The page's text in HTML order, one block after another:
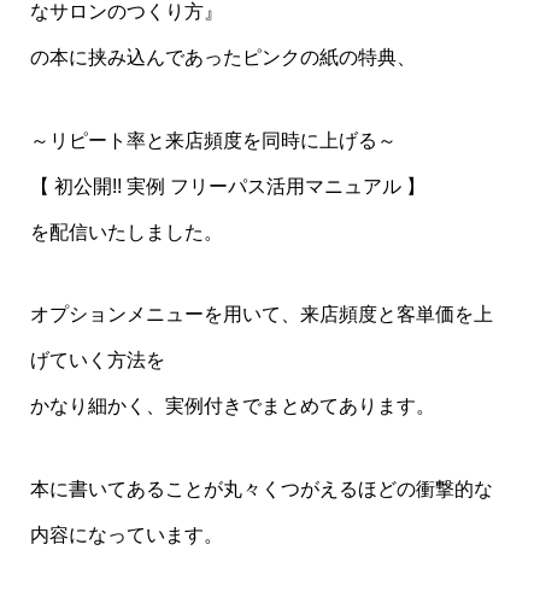
なサロンのつくり方』
の本に挟み込んであったピンクの紙の特典、
～リピート率と来店頻度を同時に上げる～
【 初公開!! 実例 フリーパス活用マニュアル 】
を配信いたしました。
オプションメニューを用いて、来店頻度と客単価を上
げていく方法を
かなり細かく、実例付きでまとめてあります。
本に書いてあることが丸々くつがえるほどの衝撃的な
内容になっています。